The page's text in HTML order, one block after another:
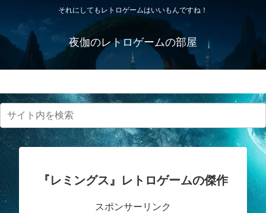
それにしてもレトロゲームはいいもんですね！
夜伽のレトロゲームの部屋
『レミングス』レトロゲームの傑作
スポンサーリンク